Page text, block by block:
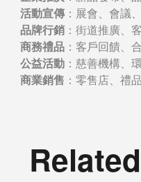
活動宣傳：展會、會議
品牌行銷：街道推廣、
商務禮品：客戶回饋、
公益活動：慈善機構、
商業銷售 ：零售店、禮